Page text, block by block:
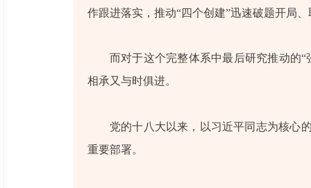
作跟进落实，推动“四个创建”迅速破题开局
而对于这个完整体系中最后研究推动的
相承又与时俱进。
党的十八大以来，以习近平同志为核心
重要部署。